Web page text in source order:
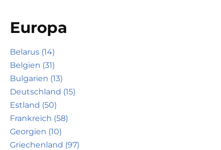
Europa
Belarus (14)
Belgien (31)
Bulgarien (13)
Deutschland (15)
Estland (50)
Frankreich (58)
Georgien (10)
Griechenland (97)